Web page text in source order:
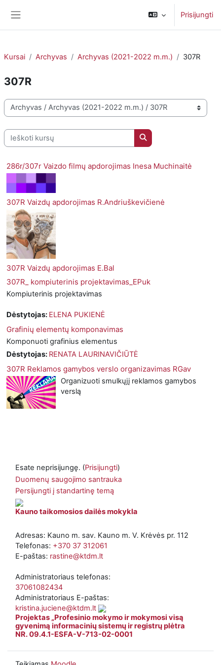
Prisijungti
Kursai Archyvas Archyvas (2021-2022 m.m.) 307R
307R
Kursų kategorijos
Ieškoti kursų
Ieškoti kursų
286r/307r Vaizdo filmų apdorojimas Inesa Muchinaitė
307R Vaizdų apdorojimas R.Andriuškevičienė
307R Vaizdų apdorojimas E.Bal
307R_ kompiuterinis projektavimas_EPuk
Kompiuterinis projektavimas
Dėstytojas: ELENA PUKIENĖ
Grafinių elementų komponavimas
Komponuoti grafinius elementus
Dėstytojas: RENATA LAURINAVIČIŪTĖ
307R Reklamos gamybos verslo organizavimas RGav
Organizuoti smulkųjį reklamos gamybos
verslą
Esate neprisijungę. (Prisijungti)
Duomenų saugojimo santrauka
Persijungti į standartinę temą
Kauno taikomosios dailės mokykla
Adresas: Kauno m. sav. Kauno m. V. Krėvės pr. 112
Telefonas: +370 37 312061
E-paštas: rastine@ktdm.lt
Administratoriaus telefonas:
37061082434
Administratoriaus E-paštas:
kristina.juciene@ktdm.lt
Projektas „Profesinio mokymo ir mokymosi visą
gyvenimą informacinių sistemų ir registrų plėtra
NR. 09.4.1-ESFA-V-713-02-0001